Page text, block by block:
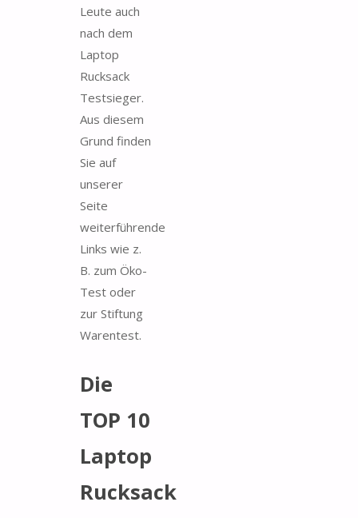
Leute auch
nach dem
Laptop
Rucksack
Testsieger.
Aus diesem
Grund finden
Sie auf
unserer
Seite
weiterführende
Links wie z.
B. zum Öko-
Test oder
zur Stiftung
Warentest.
Die
TOP 10
Laptop
Rucksack